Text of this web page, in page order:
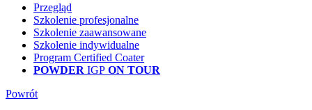
Przegląd
Szkolenie profesjonalne
Szkolenie zaawansowane
Szkolenie indywidualne
Program Certified Coater
POWDER IGP ON TOUR
Powrót